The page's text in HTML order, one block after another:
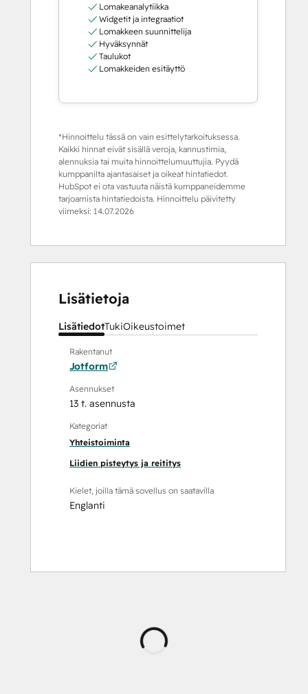
Lomakeanalytiikka
Widgetit ja integraatiot
Lomakkeen suunnittelija
Hyväksynnät
Taulukot
Lomakkeiden esitäyttö
*Hinnoittelu tässä on vain esittelytarkoituksessa.
Kaikki hinnat eivät sisällä veroja, kannustimia,
alennuksia tai muita hinnoittelumuuttujia. Pyydä
kumppanilta ajantasaiset ja oikeat hintatiedot.
HubSpot ei ota vastuuta näistä kumppaneidemme
tarjoamista hintatiedoista. Hinnoittelu päivitetty
viimeksi: 14.07.2026
Lisätietoja
LisätiedotTukiOikeustoimet
Rakentanut
Jotform
Asennukset
13 t. asennusta
Kategoriat
Yhteistoiminta
Liidien pisteytys ja reititys
Kielet, joilla tämä sovellus on saatavilla
Englanti
Ladataan